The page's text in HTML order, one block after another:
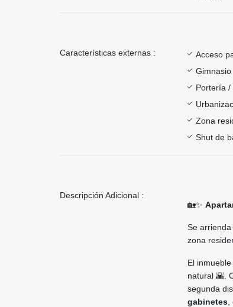
Características externas : Acceso
Gimnasio
Portería /
Zona
Shut de
Descripción Adicional :
🏡✨
Se arrienda
zona
El
natural 🌇.
segunda
gabinetes